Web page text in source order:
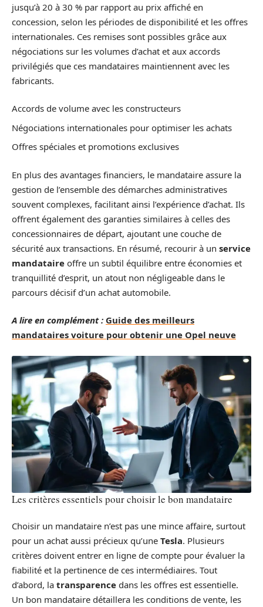
jusqu’à 20 à 30 % par rapport au prix affiché en
concession, selon les périodes de disponibilité et les offres
internationales. Ces remises sont possibles grâce aux
négociations sur les volumes d’achat et aux accords
privilégiés que ces mandataires maintiennent avec les
fabricants.
Accords de volume avec les constructeurs
Négociations internationales pour optimiser les achats
Offres spéciales et promotions exclusives
En plus des avantages financiers, le mandataire assure la
gestion de l’ensemble des démarches administratives
souvent complexes, facilitant ainsi l’expérience d’achat. Ils
offrent également des garanties similaires à celles des
concessionnaires de départ, ajoutant une couche de
sécurité aux transactions. En résumé, recourir à un service
mandataire offre un subtil équilibre entre économies et
tranquillité d’esprit, un atout non négligeable dans le
parcours décisif d’un achat automobile.
A lire en complément : Guide des meilleurs
mandataires voiture pour obtenir une Opel neuve
Les critères essentiels pour choisir le bon mandataire
Choisir un mandataire n’est pas une mince affaire, surtout
pour un achat aussi précieux qu’une Tesla. Plusieurs
critères doivent entrer en ligne de compte pour évaluer la
fiabilité et la pertinence de ces intermédiaires. Tout
d’abord, la transparence dans les offres est essentielle.
Un bon mandataire détaillera les conditions de vente, les